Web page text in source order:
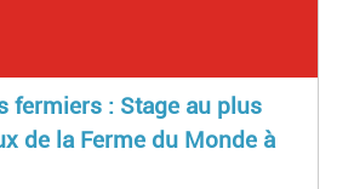
fermiers : Stage au plus
de la Ferme du Monde à